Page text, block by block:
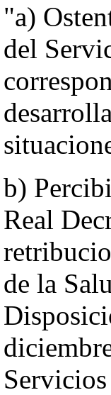
"a)
del
b)
Real
de la